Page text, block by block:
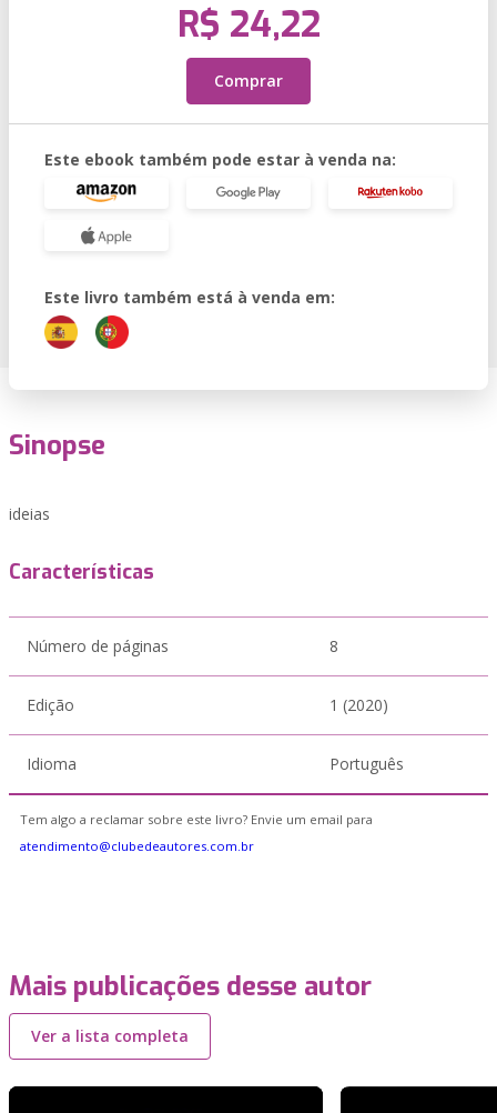
R$ 24,22
Comprar
Este ebook também pode estar à venda na:
Este livro também está à venda em:
Sinopse
ideias
Características
Número de páginas 8
Edição 1 (2020)
Idioma Português
Tem algo a reclamar sobre este livro? Envie um email para
atendimento@clubedeautores.com.br
Mais publicações desse autor
Ver a lista completa